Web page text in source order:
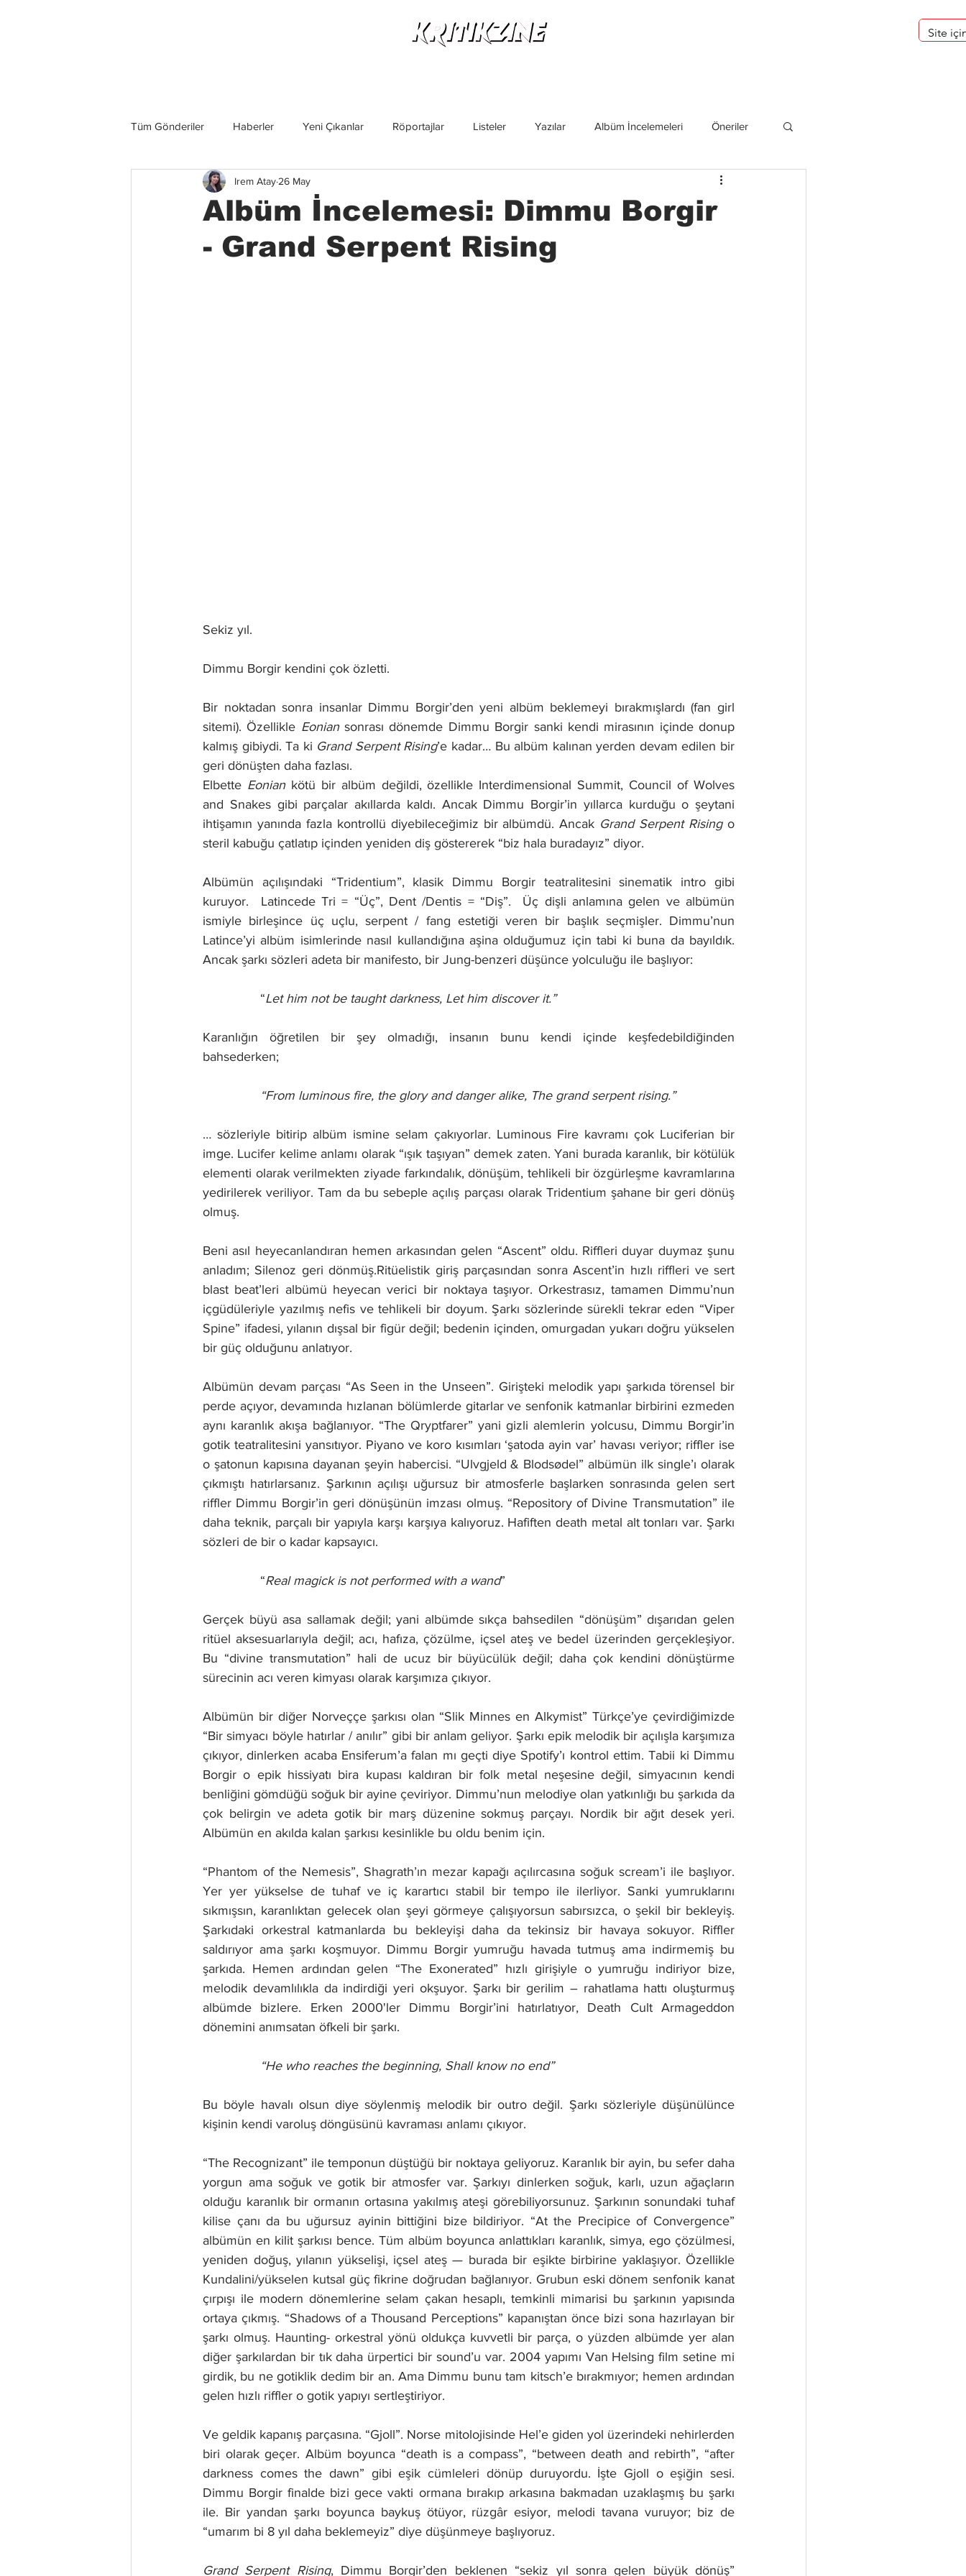
Tüm Gönderiler Haberler Yeni Çıkanlar Röportajlar Listeler Yazılar Albüm İncelemeleri Öneriler
Grup İncelemeleri Konserler
Albüm İncelemesi: Dimmu Borgir
- Grand Serpent Rising
Irem Atay 26 May
Sekiz yıl.
Dimmu Borgir kendini çok özletti.
Bir noktadan sonra insanlar Dimmu Borgir’den yeni albüm beklemeyi bırakmışlardı (fan girl
sitemi). Özellikle Eonian sonrası dönemde Dimmu Borgir sanki kendi mirasının içinde donup
kalmış gibiydi. Ta ki Grand Serpent Rising’e kadar… Bu albüm kalınan yerden devam edilen bir
geri dönüşten daha fazlası.
Elbette Eonian kötü bir albüm değildi, özellikle Interdimensional Summit, Council of Wolves
and Snakes gibi parçalar akıllarda kaldı. Ancak Dimmu Borgir’in yıllarca kurduğu o şeytani
ihtişamın yanında fazla kontrollü diyebileceğimiz bir albümdü. Ancak Grand Serpent Rising o
steril kabuğu çatlatıp içinden yeniden diş göstererek “biz hala buradayız” diyor.
Albümün açılışındaki “Tridentium”, klasik Dimmu Borgir teatralitesini sinematik intro gibi
kuruyor.  Latincede Tri = “Üç”, Dent /Dentis = “Diş”.  Üç dişli anlamına gelen ve albümün
ismiyle birleşince üç uçlu, serpent / fang estetiği veren bir başlık seçmişler. Dimmu’nun
Latince’yi albüm isimlerinde nasıl kullandığına aşina olduğumuz için tabi ki buna da bayıldık.
Ancak şarkı sözleri adeta bir manifesto, bir Jung-benzeri düşünce yolculuğu ile başlıyor:
“Let him not be taught darkness, Let him discover it.”
Karanlığın öğretilen bir şey olmadığı, insanın bunu kendi içinde keşfedebildiğinden
bahsederken;
“From luminous fire, the glory and danger alike, The grand serpent rising.”
… sözleriyle bitirip albüm ismine selam çakıyorlar. Luminous Fire kavramı çok Luciferian bir
imge. Lucifer kelime anlamı olarak “ışık taşıyan” demek zaten. Yani burada karanlık, bir kötülük
elementi olarak verilmekten ziyade farkındalık, dönüşüm, tehlikeli bir özgürleşme kavramlarına
yedirilerek veriliyor. Tam da bu sebeple açılış parçası olarak Tridentium şahane bir geri dönüş
olmuş.
Beni asıl heyecanlandıran hemen arkasından gelen “Ascent” oldu. Riffleri duyar duymaz şunu
anladım; Silenoz geri dönmüş.Ritüelistik giriş parçasından sonra Ascent’in hızlı riffleri ve sert
blast beat’leri albümü heyecan verici bir noktaya taşıyor. Orkestrasız, tamamen Dimmu’nun
içgüdüleriyle yazılmış nefis ve tehlikeli bir doyum. Şarkı sözlerinde sürekli tekrar eden “Viper
Spine” ifadesi, yılanın dışsal bir figür değil; bedenin içinden, omurgadan yukarı doğru yükselen
bir güç olduğunu anlatıyor.
Albümün devam parçası “As Seen in the Unseen”. Girişteki melodik yapı şarkıda törensel bir
perde açıyor, devamında hızlanan bölümlerde gitarlar ve senfonik katmanlar birbirini ezmeden
aynı karanlık akışa bağlanıyor. “The Qryptfarer” yani gizli alemlerin yolcusu, Dimmu Borgir’in
gotik teatralitesini yansıtıyor. Piyano ve koro kısımları ‘şatoda ayin var’ havası veriyor; riffler ise
o şatonun kapısına dayanan şeyin habercisi. “Ulvgjeld & Blodsødel” albümün ilk single’ı olarak
çıkmıştı hatırlarsanız. Şarkının açılışı uğursuz bir atmosferle başlarken sonrasında gelen sert
riffler Dimmu Borgir’in geri dönüşünün imzası olmuş. “Repository of Divine Transmutation” ile
daha teknik, parçalı bir yapıyla karşı karşıya kalıyoruz. Hafiften death metal alt tonları var. Şarkı
sözleri de bir o kadar kapsayıcı.
“Real magick is not performed with a wand”
Gerçek büyü asa sallamak değil; yani albümde sıkça bahsedilen “dönüşüm” dışarıdan gelen
ritüel aksesuarlarıyla değil; acı, hafıza, çözülme, içsel ateş ve bedel üzerinden gerçekleşiyor.
Bu “divine transmutation” hali de ucuz bir büyücülük değil; daha çok kendini dönüştürme
sürecinin acı veren kimyası olarak karşımıza çıkıyor.
Albümün bir diğer Norveççe şarkısı olan “Slik Minnes en Alkymist” Türkçe’ye çevirdiğimizde
“Bir simyacı böyle hatırlar / anılır” gibi bir anlam geliyor. Şarkı epik melodik bir açılışla karşımıza
çıkıyor, dinlerken acaba Ensiferum’a falan mı geçti diye Spotify’ı kontrol ettim. Tabii ki Dimmu
Borgir o epik hissiyatı bira kupası kaldıran bir folk metal neşesine değil, simyacının kendi
benliğini gömdüğü soğuk bir ayine çeviriyor. Dimmu’nun melodiye olan yatkınlığı bu şarkıda da
çok belirgin ve adeta gotik bir marş düzenine sokmuş parçayı. Nordik bir ağıt desek yeri.
Albümün en akılda kalan şarkısı kesinlikle bu oldu benim için.
“Phantom of the Nemesis”, Shagrath’ın mezar kapağı açılırcasına soğuk scream’i ile başlıyor.
Yer yer yükselse de tuhaf ve iç karartıcı stabil bir tempo ile ilerliyor. Sanki yumruklarını
sıkmışsın, karanlıktan gelecek olan şeyi görmeye çalışıyorsun sabırsızca, o şekil bir bekleyiş.
Şarkıdaki orkestral katmanlarda bu bekleyişi daha da tekinsiz bir havaya sokuyor. Riffler
saldırıyor ama şarkı koşmuyor. Dimmu Borgir yumruğu havada tutmuş ama indirmemiş bu
şarkıda. Hemen ardından gelen “The Exonerated” hızlı girişiyle o yumruğu indiriyor bize,
melodik devamlılıkla da indirdiği yeri okşuyor. Şarkı bir gerilim – rahatlama hattı oluşturmuş
albümde bizlere. Erken 2000'ler Dimmu Borgir’ini hatırlatıyor, Death Cult Armageddon
dönemini anımsatan öfkeli bir şarkı.
“He who reaches the beginning, Shall know no end”
Bu böyle havalı olsun diye söylenmiş melodik bir outro değil. Şarkı sözleriyle düşünülünce
kişinin kendi varoluş döngüsünü kavraması anlamı çıkıyor.
“The Recognizant” ile temponun düştüğü bir noktaya geliyoruz. Karanlık bir ayin, bu sefer daha
yorgun ama soğuk ve gotik bir atmosfer var. Şarkıyı dinlerken soğuk, karlı, uzun ağaçların
olduğu karanlık bir ormanın ortasına yakılmış ateşi görebiliyorsunuz. Şarkının sonundaki tuhaf
kilise çanı da bu uğursuz ayinin bittiğini bize bildiriyor. “At the Precipice of Convergence”
albümün en kilit şarkısı bence. Tüm albüm boyunca anlattıkları karanlık, simya, ego çözülmesi,
yeniden doğuş, yılanın yükselişi, içsel ateş — burada bir eşikte birbirine yaklaşıyor. Özellikle
Kundalini/yükselen kutsal güç fikrine doğrudan bağlanıyor. Grubun eski dönem senfonik kanat
çırpışı ile modern dönemlerine selam çakan hesaplı, temkinli mimarisi bu şarkının yapısında
ortaya çıkmış. “Shadows of a Thousand Perceptions” kapanıştan önce bizi sona hazırlayan bir
şarkı olmuş. Haunting- orkestral yönü oldukça kuvvetli bir parça, o yüzden albümde yer alan
diğer şarkılardan bir tık daha ürpertici bir sound’u var. 2004 yapımı Van Helsing film setine mi
girdik, bu ne gotiklik dedim bir an. Ama Dimmu bunu tam kitsch’e bırakmıyor; hemen ardından
gelen hızlı riffler o gotik yapıyı sertleştiriyor.
Ve geldik kapanış parçasına. “Gjoll”. Norse mitolojisinde Hel’e giden yol üzerindeki nehirlerden
biri olarak geçer. Albüm boyunca “death is a compass”, “between death and rebirth”, “after
darkness comes the dawn” gibi eşik cümleleri dönüp duruyordu. İşte Gjoll o eşiğin sesi.
Dimmu Borgir finalde bizi gece vakti ormana bırakıp arkasına bakmadan uzaklaşmış bu şarkı
ile. Bir yandan şarkı boyunca baykuş ötüyor, rüzgâr esiyor, melodi tavana vuruyor; biz de
“umarım bi 8 yıl daha beklemeyiz” diye düşünmeye başlıyoruz.
Grand Serpent Rising, Dimmu Borgir’den beklenen “sekiz yıl sonra gelen büyük dönüş”